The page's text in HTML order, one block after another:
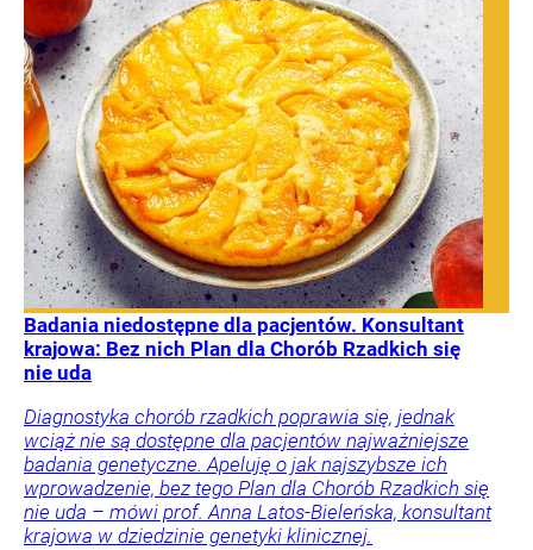
Badania niedostępne dla pacjentów. Konsultant
krajowa: Bez nich Plan dla Chorób Rzadkich się
nie uda
Diagnostyka chorób rzadkich poprawia się, jednak
wciąż nie są dostępne dla pacjentów najważniejsze
badania genetyczne. Apeluję o jak najszybsze ich
wprowadzenie, bez tego Plan dla Chorób Rzadkich się
nie uda – mówi prof. Anna Latos-Bieleńska, konsultant
krajowa w dziedzinie genetyki klinicznej.